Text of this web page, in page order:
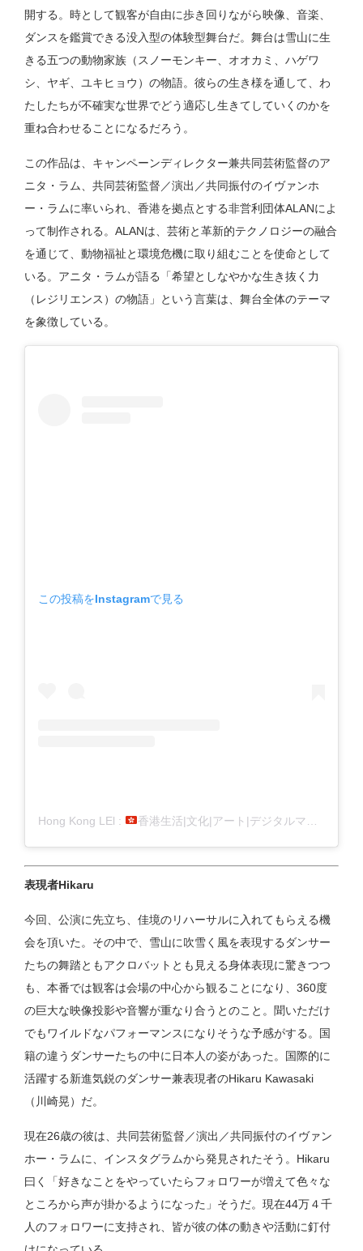
開する。時として観客が自由に歩き回りながら映像、音楽、
ダンスを鑑賞できる没入型の体験型舞台だ。舞台は雪山に生
きる五つの動物家族（スノーモンキー、オオカミ、ハゲワ
シ、ヤギ、ユキヒョウ）の物語。彼らの生き様を通して、わ
たしたちが不確実な世界でどう適応し生きてしていくのかを
重ね合わせることになるだろう。
この作品は、キャンペーンディレクター兼共同芸術監督のア
ニタ・ラム、共同芸術監督／演出／共同振付のイヴァンホ
ー・ラムに率いられ、香港を拠点とする非営利団体ALANによ
って制作される。ALANは、芸術と革新的テクノロジーの融合
を通じて、動物福祉と環境危機に取り組むことを使命として
いる。アニタ・ラムが語る「希望としなやかな生き抜く力
（レジリエンス）の物語」という言葉は、舞台全体のテーマ
を象徴している。
この投稿をInstagramで見る
Hong Kong LEl : 香港生活|文化|アート|デジタルマガジン(@hongkonglei_official)がシェアした投稿
表現者Hikaru
今回、公演に先立ち、佳境のリハーサルに入れてもらえる機
会を頂いた。その中で、雪山に吹雪く風を表現するダンサー
たちの舞踏ともアクロバットとも見える身体表現に驚きつつ
も、本番では観客は会場の中心から観ることになり、360度
の巨大な映像投影や音響が重なり合うとのこと。聞いただけ
でもワイルドなパフォーマンスになりそうな予感がする。国
籍の違うダンサーたちの中に日本人の姿があった。国際的に
活躍する新進気鋭のダンサー兼表現者のHikaru Kawasaki
（川崎晃）だ。
現在26歳の彼は、共同芸術監督／演出／共同振付のイヴァン
ホー・ラムに、インスタグラムから発見されたそう。Hikaru
曰く「好きなことをやっていたらフォロワーが増えて色々な
ところから声が掛かるようになった」そうだ。現在44万４千
人のフォロワーに支持され、皆が彼の体の動きや活動に釘付